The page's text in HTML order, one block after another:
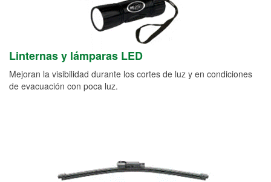
Linternas y lámparas LED
Mejoran la visibilidad durante los cortes de luz y en condiciones
de evacuación con poca luz.